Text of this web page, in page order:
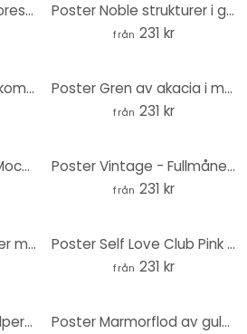
Poster Silent Winter Forest | Skog Poster för vardagsrummet - Böhmer - Rund Poster Noble strukturer i guld och lila - Shelest - Rund
från 231 kr
Poster med abstrakt komposition i guld och grått - Shelest - Rund Poster Gren av akacia i moccafärger - Anisillustration - Rund
från 231 kr
Poster Vildrosbukett Mocca Mousse - Anis Illustration - Rund Poster Vintage - Fullmåne över toppen av Fuji-san - Roze - Round
från 231 kr
Merry Christmas Poster med mistel - Menina Lisboa - Rund Poster Self Love Club Pink - Prints by Ayleen - Rund
från 231 kr
Poster Höstdimma i Alperna - Selagea - Round Poster Marmorflod av guld och jade - Alpenglow Workshop - Round